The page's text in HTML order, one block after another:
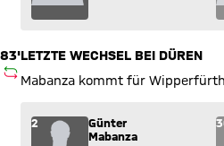
83'
AUSWECHSLUNG
LETZTE WECHSEL BEI DÜREN
Mabanza kommt für
Wechsel: Günter Mabanza (2)
2
Günter
Mabanza